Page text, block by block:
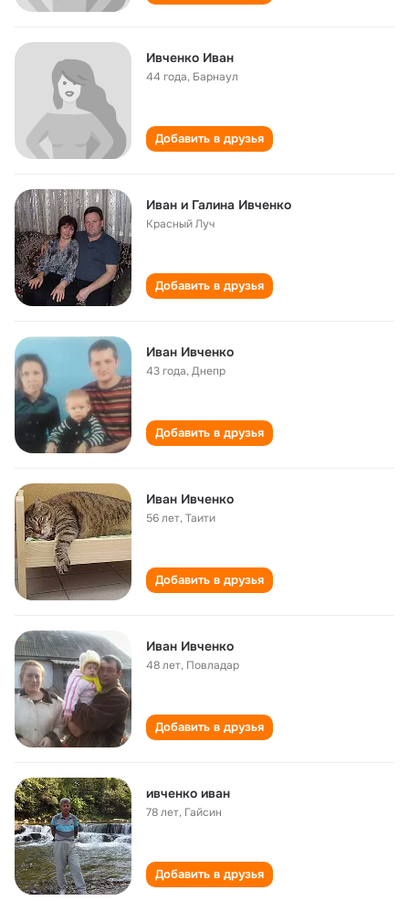
Ивченко Иван
44 года, Барнаул
Добавить в друзья
Иван и Галина Ивченко
Красный Луч
Добавить в друзья
Иван Ивченко
43 года,Днепр
Добавить в друзья
Иван Ивченко
56 лет,Таити
Добавить в друзья
Иван Ивченко
48 лет, Повладар
Добавить в друзья
ивченко иван
78 лет, Гайсин
Добавить в друзья